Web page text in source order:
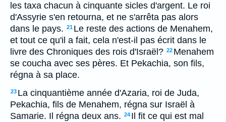
les taxa chacun à cinquante sicles d'argent. Le roi
d'Assyrie s'en retourna, et ne s'arrêta pas alors
dans le pays. 21 Le reste des actions de Menahem,
et tout ce qu'il a fait, cela n'est-il pas écrit dans le
livre des Chroniques des rois d'Israël? 22 Menahem
se coucha avec ses pères. Et Pekachia, son fils,
régna à sa place.
23 La cinquantième année d'Azaria, roi de Juda,
Pekachia, fils de Menahem, régna sur Israël à
Samarie. Il régna deux ans. 24 Il fit ce qui est mal